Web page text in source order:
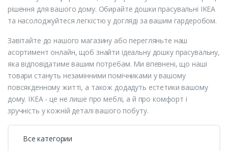
рішення для вашого дому. Обирайте дошки прасувальні IKEA
та насолоджуйтеся легкістю у догляді за вашим гардеробом.
Завітайте до нашого магазину або перегляньте наш
асортимент онлайн, щоб знайти ідеальну дошку прасувальну,
яка відповідатиме вашим потребам. Ми впевнені, що наші
товари стануть незамінними помічниками у вашому
повсякденному житті, а також додадуть естетики вашому
дому. IKEA - це не лише про меблі, а й про комфорт і
зручність у кожній деталі вашого побуту.
Все категории